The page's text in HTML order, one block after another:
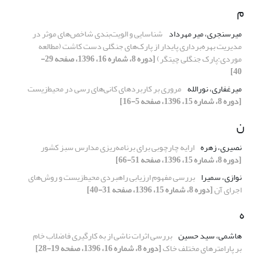
م
میرسنجری، میر مهرداد شناسایی و الویت‌بندی شاخص‌های موثر در
مدیریت بهره‌برداری پایدار از پارک‌های جنگلی دست کاشت (مطالعه
موردی:پارک جنگلی چیتگر) [دوره 8، شماره 16، 1396، صفحه 29-
40]
میرغفاری، نورالله مروری بر کاربردهای کانی‌های رسی در محیط‌زیست
[دوره 8، شماره 15، 1396، صفحه 5-16]
ن
نصیری، زهره ارایه چارچوبی برای برنامه‌ریزی مدارس سبز کشور
[دوره 8، شماره 15، 1396، صفحه 51-66]
نوازی، سمیرا بررسی مفهوم ارزیابی راهبردی محیط‌زیست و روش‌های
اجرای آن[دوره 8، شماره 15، 1396، صفحه 31-40]
ه
هاشمی، سید حسین بررسی اثرات ناشی از به کارگیری فاضلاب خام
بر پارامترهای مختلف خاک[دوره 8، شماره 16، 1396، صفحه 19-28]